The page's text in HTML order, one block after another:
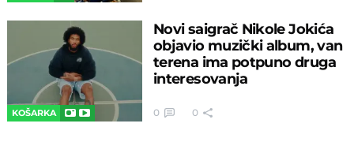
KOŠARKA
Novi saigrač Nikole Jokića
objavio muzički album, van
terena ima potpuno druga
interesovanja
0 0